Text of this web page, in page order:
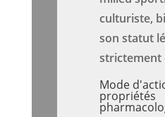
culturiste,
son statut
strictement
Mode
propriétés